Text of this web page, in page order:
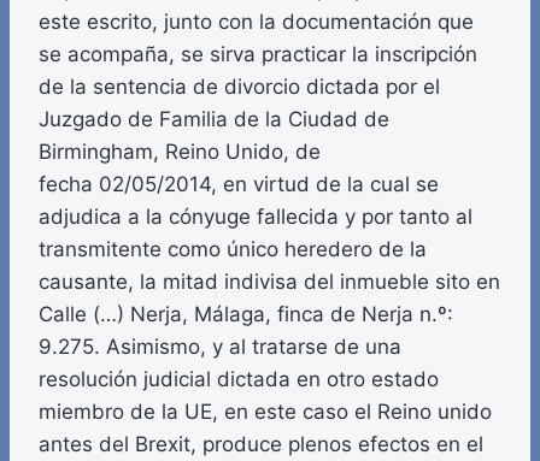
este escrito, junto con la documentación que
se acompaña, se sirva practicar la inscripción
de la sentencia de divorcio dictada por el
Juzgado de Familia de la Ciudad de
Birmingham, Reino Unido, de
fecha 02/05/2014, en virtud de la cual se
adjudica a la cónyuge fallecida y por tanto al
transmitente como único heredero de la
causante, la mitad indivisa del inmueble sito en
Calle (…) Nerja, Málaga, finca de Nerja n.º:
9.275. Asimismo, y al tratarse de una
resolución judicial dictada en otro estado
miembro de la UE, en este caso el Reino unido
antes del Brexit, produce plenos efectos en el